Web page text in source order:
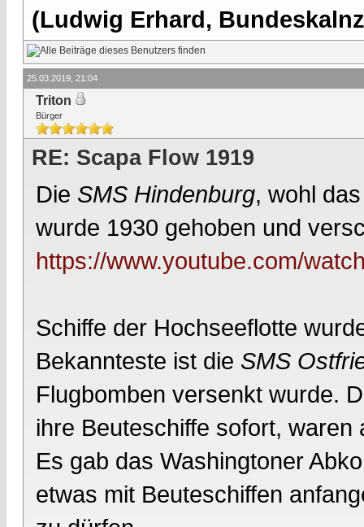
(Ludwig Erhard,
25.03.2019, 21:04
Triton
Bürger
RE: Scapa Flow 1919
Die SMS Hindenburg, wohl
wurde 1930 gehoben und
https://www.youtube.com/
Schiffe der Hochseeflotte
Bekannteste ist die SMS
Flugbomben versenkt wurde.
ihre Beuteschiffe sofort,
Es gab das Washingtoner
etwas mit Beuteschiffen